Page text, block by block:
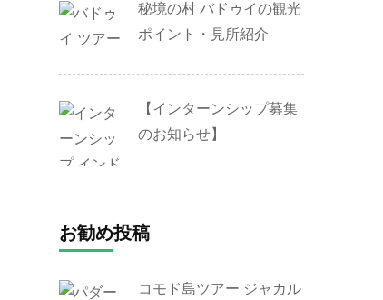
秘境の村 バドゥイの観光
ポイント・見所紹介
【インターンシップ募集
のお知らせ】
お勧め投稿
コモド島ツアー ジャカル